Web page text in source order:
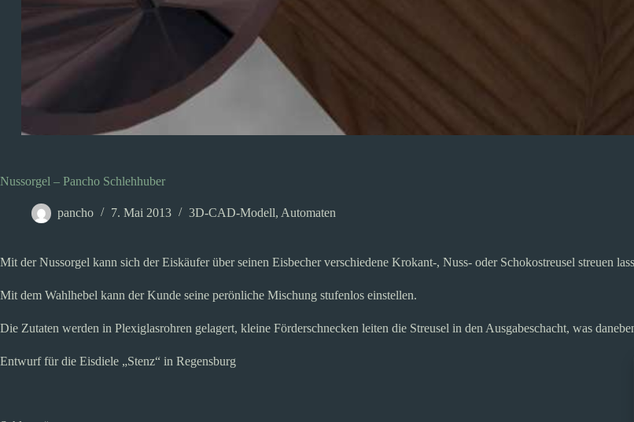
Nussorgel – Pancho Schlehhuber
pancho 7. Mai 2013 3D-CAD-Modell, Automaten
Mit der Nussorgel kann sich der Eiskäufer über seinen Eisbecher verschiedene Krokant-, Nuss- oder Schokostreusel streuen
Mit dem Wahlhebel kann der Kunde seine perönliche Mischung stufenlos einstellen.
Die Zutaten werden in Plexiglasrohren gelagert, kleine Förderschnecken leiten die Streusel in den Ausgabeschacht, was
Entwurf für die Eisdiele „Stenz“ in Regensburg